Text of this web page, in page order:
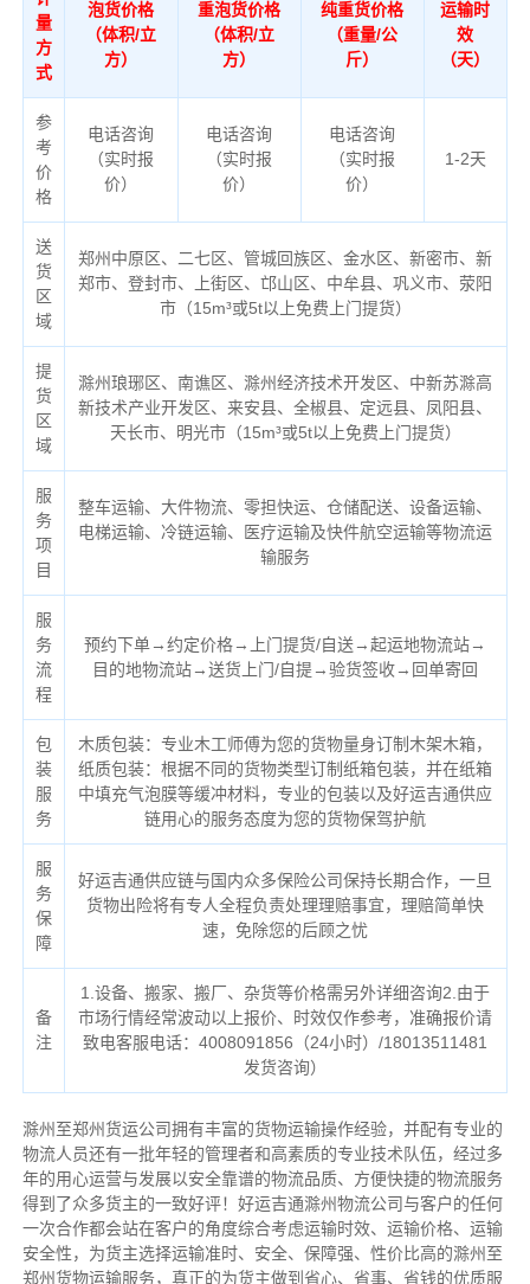
量
方
式
泡货价格
（体积/立
方）
重泡货价格
（体积/立
方）
纯重货价格
（重量/公
斤）
运输时
效
（天）
参
考
价
格
电话咨询
（实时报
价）
电话咨询
（实时报
价）
电话咨询
（实时报
价）
1-2天
送
货
区
域
郑州中原区、二七区、管城回族区、金水区、新密市、新
郑市、登封市、上街区、邙山区、中牟县、巩义市、荥阳
市（15m³或5t以上免费上门提货）
提
货
区
域
滁州琅琊区、南谯区、滁州经济技术开发区、中新苏滁高
新技术产业开发区、来安县、全椒县、定远县、凤阳县、
天长市、明光市（15m³或5t以上免费上门提货）
服
务
项
目
整车运输、大件物流、零担快运、仓储配送、设备运输、
电梯运输、冷链运输、医疗运输及快件航空运输等物流运
输服务
服
务
流
程
预约下单→约定价格→上门提货/自送→起运地物流站→
目的地物流站→送货上门/自提→验货签收→回单寄回
包
装
服
务
木质包装：专业木工师傅为您的货物量身订制木架木箱，
纸质包装：根据不同的货物类型订制纸箱包装，并在纸箱
中填充气泡膜等缓冲材料，专业的包装以及好运吉通供应
链用心的服务态度为您的货物保驾护航
服
务
保
障
好运吉通供应链与国内众多保险公司保持长期合作，一旦
货物出险将有专人全程负责处理理赔事宜，理赔简单快
速，免除您的后顾之忧
备
注
1.设备、搬家、搬厂、杂货等价格需另外详细咨询2.由于
市场行情经常波动以上报价、时效仅作参考，准确报价请
致电客服电话：4008091856（24小时）/18013511481
发货咨询）
滁州至郑州货运公司拥有丰富的货物运输操作经验，并配有专业的
物流人员还有一批年轻的管理者和高素质的专业技术队伍，经过多
年的用心运营与发展以安全靠谱的物流品质、方便快捷的物流服务
得到了众多货主的一致好评！好运吉通滁州物流公司与客户的任何
一次合作都会站在客户的角度综合考虑运输时效、运输价格、运输
安全性，为货主选择运输准时、安全、保障强、性价比高的滁州至
郑州货物运输服务，真正的为货主做到省心、省事、省钱的优质服